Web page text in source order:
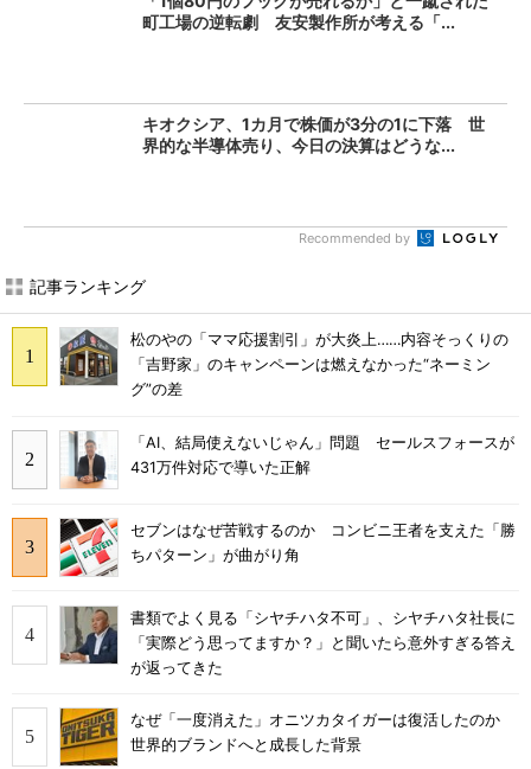
町工場の逆転劇 友安製作所が考える「...
キオクシア、1カ月で株価が3分の1に下落 世
界的な半導体売り、今日の決算はどうな...
Recommended by
記事ランキング
松のやの「ママ応援割引」が大炎上……内容そっくりの
「吉野家」のキャンペーンは燃えなかった“ネーミン
グ”の差
「AI、結局使えないじゃん」問題 セールスフォースが
431万件対応で導いた正解
セブンはなぜ苦戦するのか コンビニ王者を支えた「勝
ちパターン」が曲がり角
書類でよく見る「シヤチハタ不可」、シヤチハタ社長に
「実際どう思ってますか？」と聞いたら意外すぎる答え
が返ってきた
なぜ「一度消えた」オニツカタイガーは復活したのか
世界的ブランドへと成長した背景